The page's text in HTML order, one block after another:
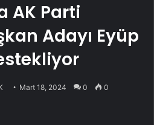
AK Parti
Adayı Eyüp
Mart 18, 2024 0 0